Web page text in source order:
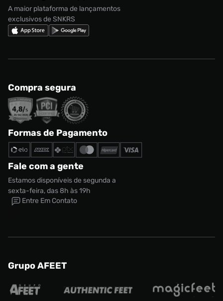
A maior plataforma de lançamentos
exclusivos de SNKRS
Compra segura
Formas de Pagamento
Fale com a gente
Estamos disponíveis de segunda a
sexta-feira, das 8h às 19h
Entre Em Contato
Grupo AFEET